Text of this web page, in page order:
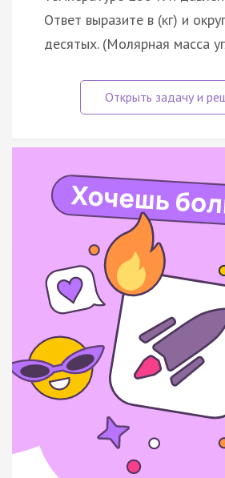
Ответ выразите в (кг) и
десятых. (Молярная масса